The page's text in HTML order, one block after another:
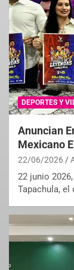
DEPORTES Y
Anuncian
Mexicano
22/06/2026
22 junio
Tapachula,